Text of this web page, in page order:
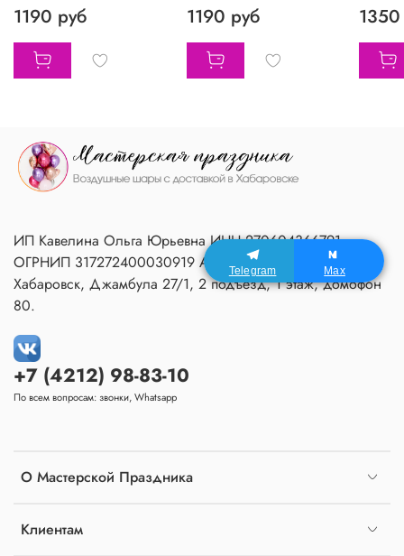
1190 руб 1190 руб
О Мастерской Праздника
Клиентам
+7 (4212) 98-83-10
По всем вопросам: звонки, Whatsapp
ИП Кавелина Ольга Юрьевна ИНН 270604366791
ОГРНИП 317272400030919 Адрес Мастерской:
Хабаровск, Джамбула 27/1, 2 подъезд, 1 этаж, домофон
80.
Telegram Max